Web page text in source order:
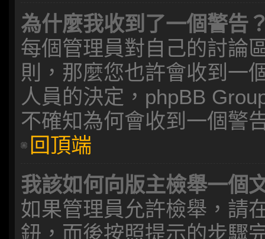
為什麼我收到了一個警告
每個管理員對自己的討論
則，那麼您也許會收到一
人員的決定，phpBB
不確知為何會收到一個警
回頂端
我該如何向版主檢舉一個
如果管理員允許檢舉，請
鈕，而後按照提示的步驟